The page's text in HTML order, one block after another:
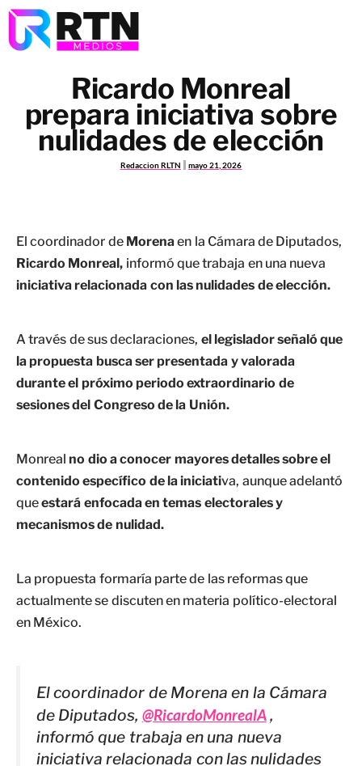
Ricardo Monreal
prepara iniciativa sobre
nulidades de elección
Redaccion RLTN mayo 21, 2026
El coordinador de Morenaen la Cámara de Diputados,
Ricardo Monreal, informó que trabaja en una nueva
iniciativa relacionada con las nulidades de elección.
A través de sus declaraciones, el legislador señaló que
la propuesta busca ser presentada y valorada
durante el próximo periodo extraordinario de
sesiones del Congreso de la Unión.
Monrealno dio a conocer mayores detalles sobre el
contenido específico de la iniciativa, aunque adelantó
queestará enfocada en temas electorales y
mecanismos de nulidad.
La propuesta formaría parte de las reformas que
actualmente se discuten en materia político-electoral
en México.
El coordinador de Morena en la Cámara
de Diputados, @RicardoMonrealA,
informó que trabaja en una nueva
iniciativa relacionada con las nulidades